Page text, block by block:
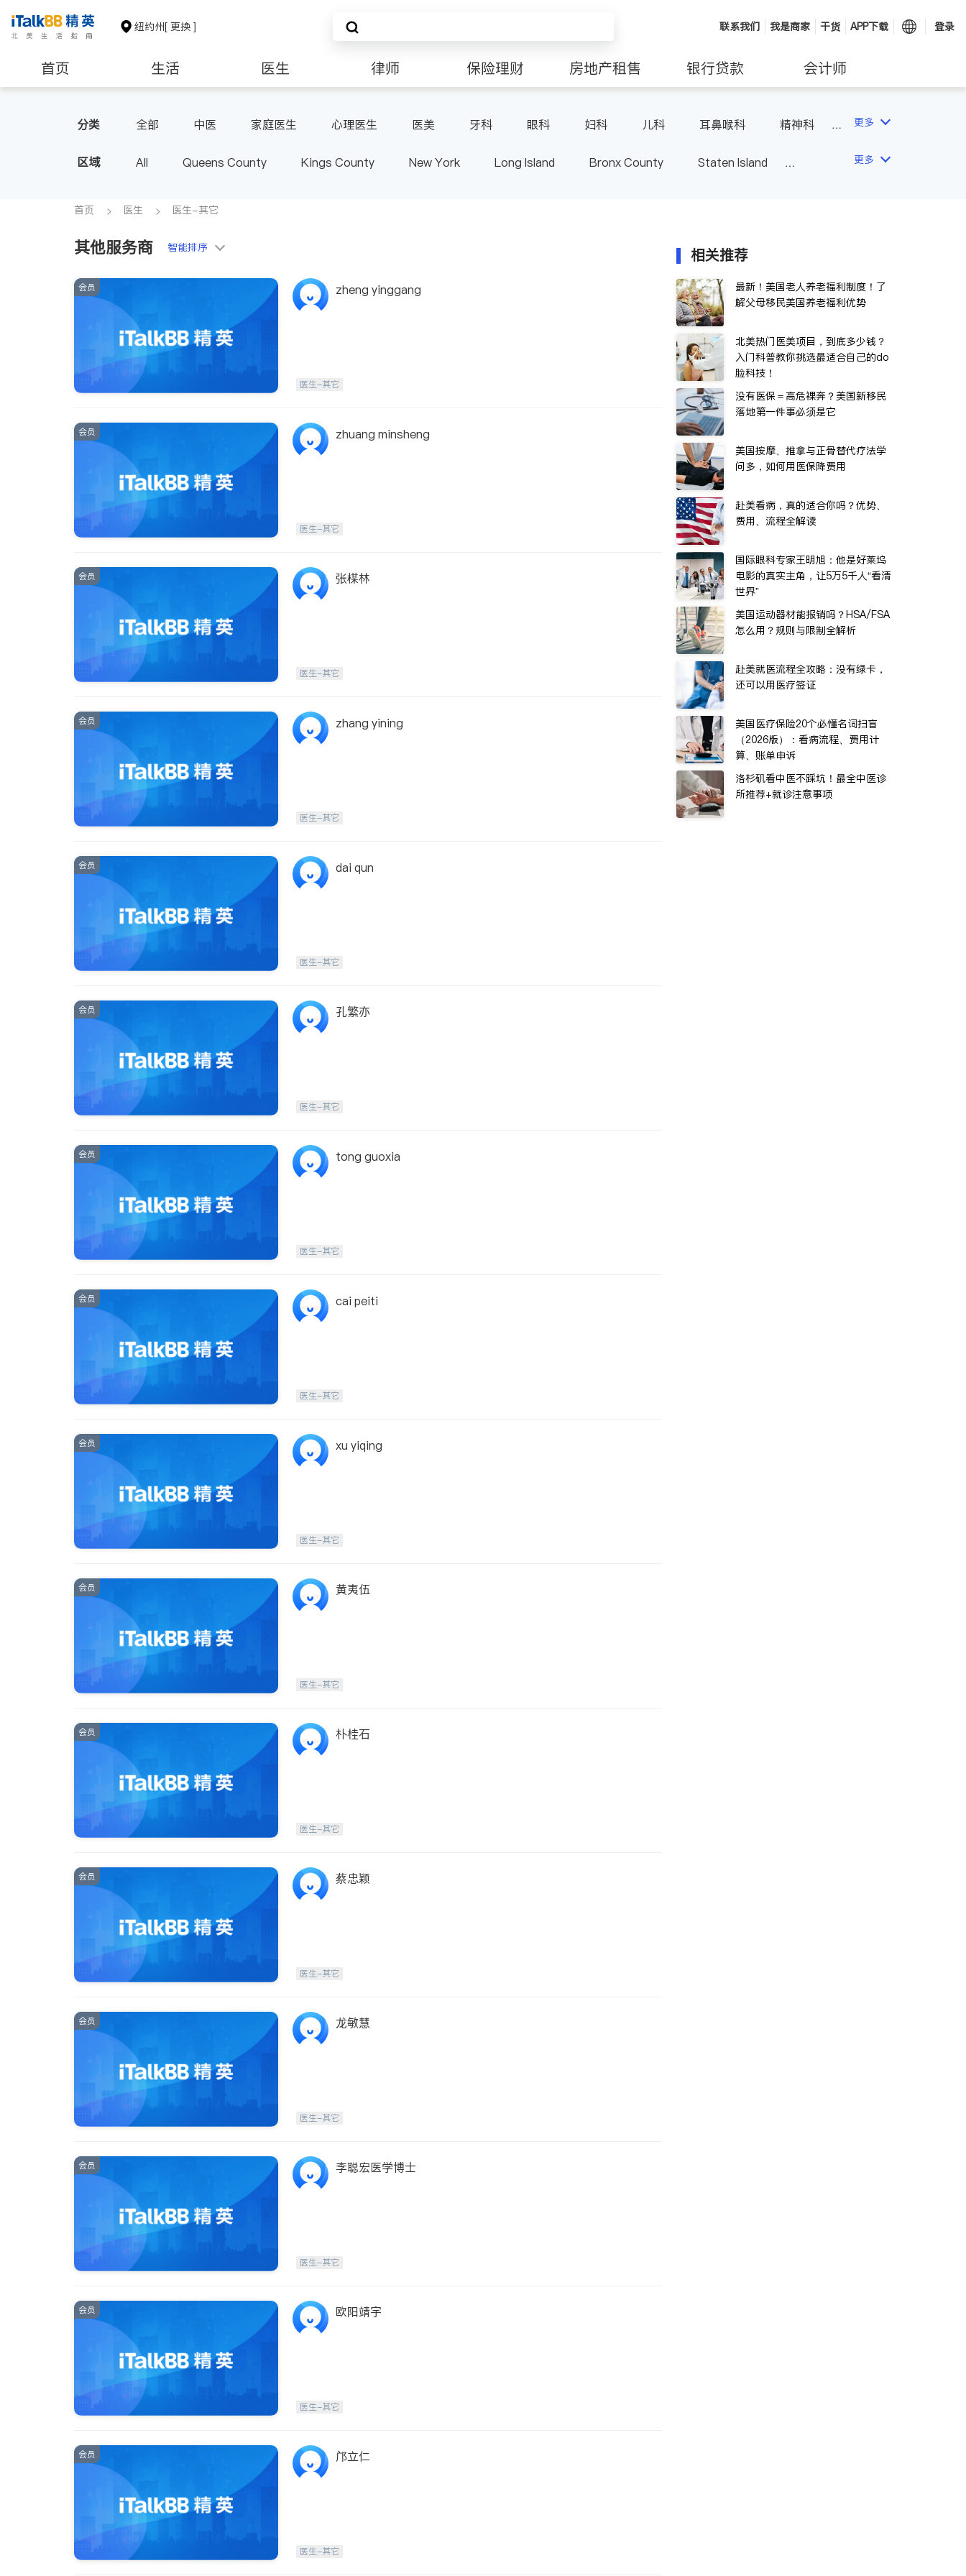
纽约州[ 更换 ] 联系我们 我是商家 干货 APP下载 登录
首页 生活 医生 律师 保险理财 房地产租售 银行贷款 会计师
分类 全部 中医 家庭医生 心理医生 医美 牙科 眼科 妇科 儿科 耳鼻喉科
精神科
呼吸科
医生-其它 内分泌科
更多
区域 All Queens County Kings County New York Long Island Bronx County
Staten Island
更多
首页 医生 医生-其它
其他服务商 智能排序
会员 zheng yinggang
医生-其它
会员 zhuang minsheng
医生-其它
会员 张楳林
医生-其它
会员 zhang yining
医生-其它
会员 dai qun
医生-其它
会员 孔繁亦
医生-其它
会员 tong guoxia
医生-其它
会员 cai peiti
医生-其它
会员 xu yiqing
医生-其它
会员 黄夷伍
医生-其它
会员 朴桂石
医生-其它
会员 蔡忠颖
医生-其它
会员 龙敏慧
医生-其它
会员 李聪宏医学博士
医生-其它
会员 欧阳靖宇
医生-其它
会员 邝立仁
医生-其它
相关推荐
最新！美国老人养老福利制度！了
解父母移民美国养老福利优势
北美热门医美项目，到底多少钱？
入门科普教你挑选最适合自己的do
脸科技！
没有医保＝高危裸奔？美国新移民
落地第一件事必须是它
美国按摩、推拿与正骨替代疗法学
问多，如何用医保降费用
赴美看病，真的适合你吗？优势、
费用、流程全解读
国际眼科专家王明旭：他是好莱坞
电影的真实主角，让5万5千人“看清
世界”
美国运动器材能报销吗？HSA/FSA
怎么用？规则与限制全解析
赴美就医流程全攻略：没有绿卡，
还可以用医疗签证
美国医疗保险20个必懂名词扫盲
（2026版）：看病流程、费用计
算、账单申诉
洛杉矶看中医不踩坑！最全中医诊
所推荐+就诊注意事项